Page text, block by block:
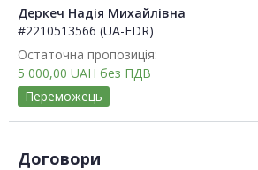
Деркеч Надія Михайлівна
#2210513566 (UA-EDR)
Остаточна пропозиція:
5 000,00 UAH без ПДВ
Переможець
Договори